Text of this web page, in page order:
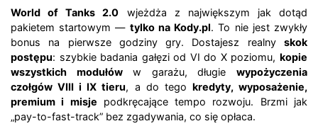
World of Tanks 2.0 wjeżdża z największym jak dotąd
pakietem startowym — tylko na Kody.pl. To nie jest zwykły
bonus na pierwsze godziny gry. Dostajesz realny skok
postępu: szybkie badania gałęzi od VI do X poziomu, kopie
wszystkich modułóww garażu, długiewypożyczenia
czołgów VIII i IX tieru, a do tego kredyty, wyposażenie,
premium i misje podkręcające tempo rozwoju. Brzmi jak
„pay-to-fast-track” bez zgadywania, co się opłaca.